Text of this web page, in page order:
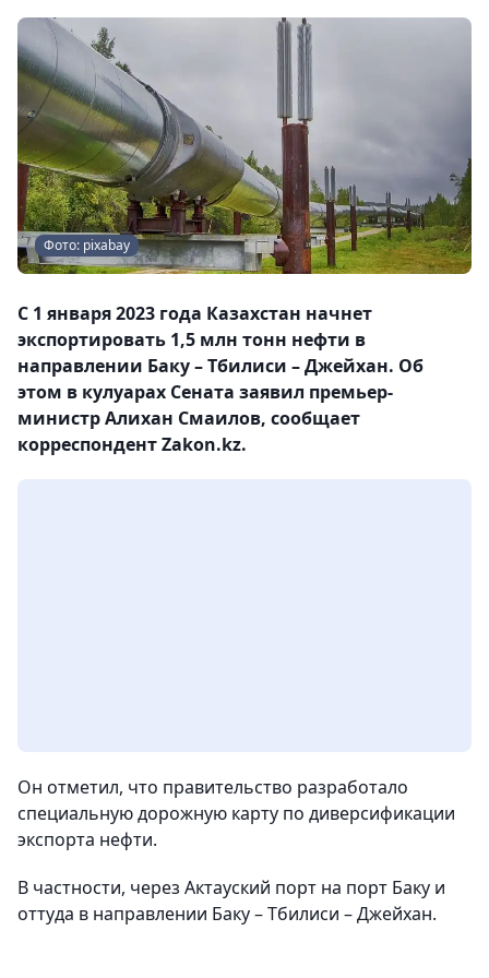
Фото: pixabay
С 1 января 2023 года Казахстан начнет
экспортировать 1,5 млн тонн нефти в
направлении Баку – Тбилиси – Джейхан. Об
этом в кулуарах Сената заявил премьер-
министр Алихан Смаилов, сообщает
корреспондент Zakon.kz.
Он отметил, что правительство разработало
специальную дорожную карту по диверсификации
экспорта нефти.
В частности, через Актауский порт на порт Баку и
оттуда в направлении Баку – Тбилиси – Джейхан.